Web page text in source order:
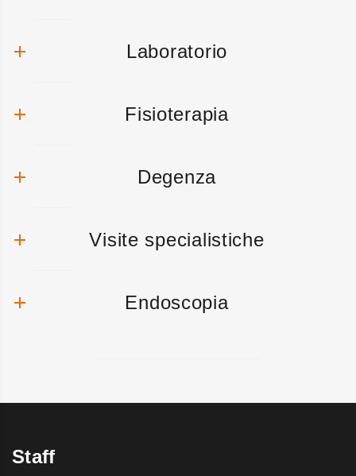
Laboratorio
Fisioterapia
Degenza
Visite specialistiche
Endoscopia
Staff